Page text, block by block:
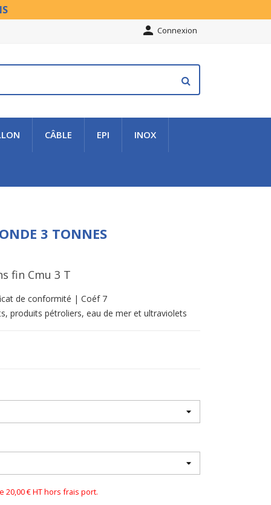
 Connexion
CÂBLE EPI INOX
3 TONNES
fin Cmu 3 T
de conformité | Coéf 7
produits pétroliers, eau de mer et ultraviolets
20,00 € HT hors frais port.